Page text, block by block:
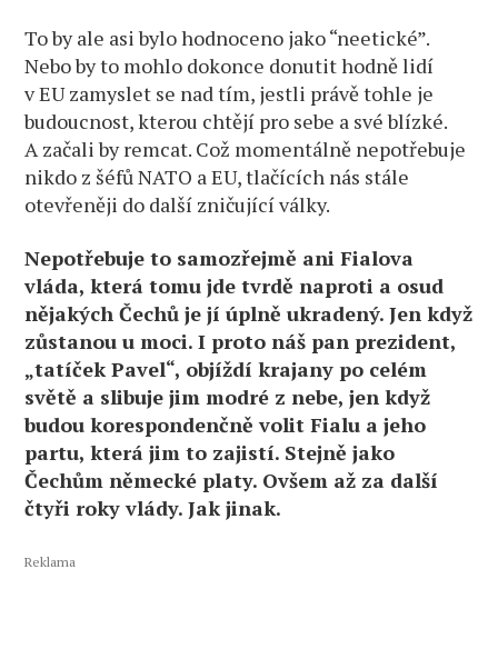
To by ale asi bylo hodnoceno jako “neetické”.
Nebo by to mohlo dokonce donutit hodně lidí
v EU zamyslet se nad tím, jestli právě tohle je
budoucnost, kterou chtějí pro sebe a své blízké.
A začali by remcat. Což momentálně nepotřebuje
nikdo z šéfů NATO a EU, tlačících nás stále
otevřeněji do další zničující války.
Nepotřebuje to samozřejmě ani Fialova
vláda, která tomu jde tvrdě naproti a osud
nějakých Čechů je jí úplně ukradený. Jen když
zůstanou u moci. I proto náš pan prezident,
„tatíček Pavel“, objíždí krajany po celém
světě a slibuje jim modré z nebe, jen když
budou korespondenčně volit Fialu a jeho
partu, která jim to zajistí. Stejně jako
Čechům německé platy. Ovšem až za další
čtyři roky vlády. Jak jinak.
Reklama